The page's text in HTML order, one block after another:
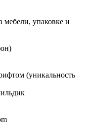
мебели, упаковке и
(уникальность